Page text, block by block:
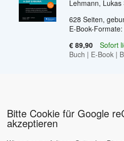
Lehmann,
628 Seiten,
E-Book-
€ 89,90
Sofort
Buch | E-Book |
Bitte Cookie für Google
akzeptieren